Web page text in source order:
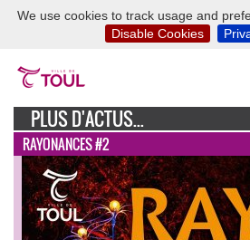
We use cookies to track usage and
Disable Cookies
PLUS D'ACTUS...
RAYONANCES #2